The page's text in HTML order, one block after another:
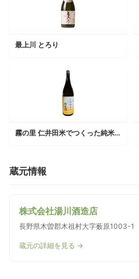
最上川 とろり
霧の里 仁井田米でつくった純米酒
蔵元情報
株式会社湯川酒造店
長野県木曽郡木祖村大字薮原1003-1
蔵元の詳細を見る →